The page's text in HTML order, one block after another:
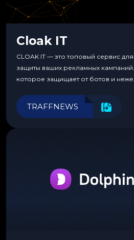
Cloak IT
CLOAK IT — это топовый сервис
защиты ваших рекламных
которое защищает от ботов и
программирования.
TRAFFNEWS